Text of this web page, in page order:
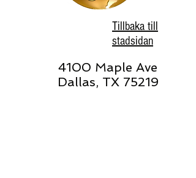
Tillbaka till
stadsidan
4100 Maple Ave
Dallas, TX 75219